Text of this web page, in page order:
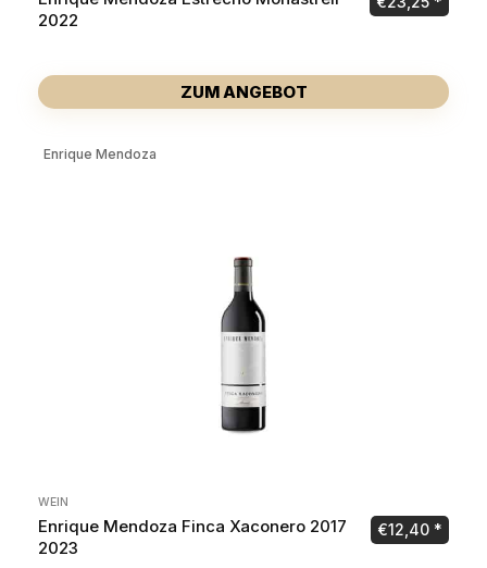
2022
ZUM ANGEBOT
Enrique Mendoza
WEIN
Enrique Mendoza Finca Xaconero 2017
2023
€12,40